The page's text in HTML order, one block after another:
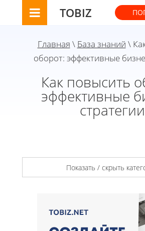
TOBIZ
Главная \ База знаний \
оборот: эффективные
Как повысить
эффективные
стратегии
Показать / скрыть